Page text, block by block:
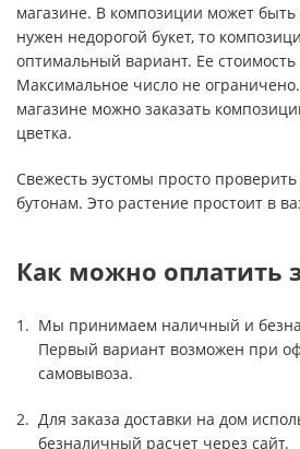
магазине. В композиции может быть
нужен недорогой букет, то
оптимальный вариант. Ее
Максимальное число не
магазине можно заказать
цветка.
Свежесть эустомы просто
бутонам. Это растение простоит в
Как можно оплатить
Мы принимаем наличный и
Первый вариант возможен при
самовывоза.
Для заказа доставки на дом
безналичный расчет через сайт.